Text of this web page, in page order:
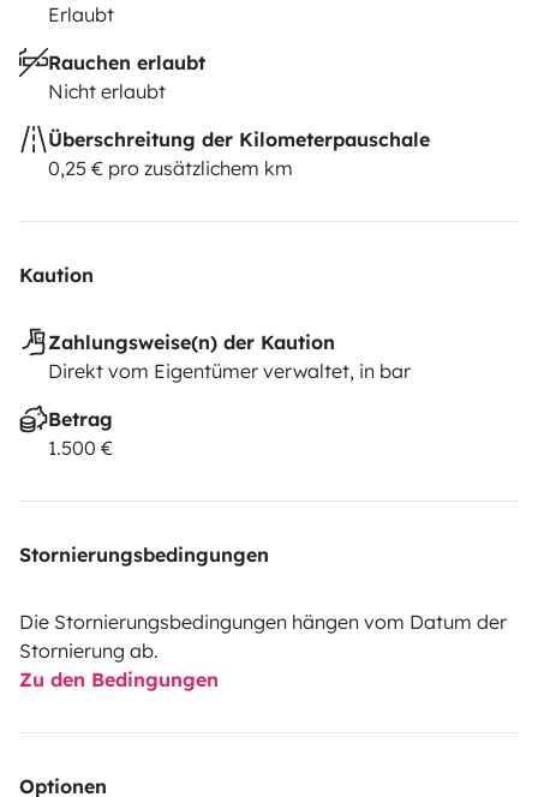
Erlaubt
Rauchen erlaubt
Nicht erlaubt
Überschreitung der Kilometerpauschale
0,25 € pro zusätzlichem km
Kaution
Zahlungsweise(n) der Kaution
Direkt vom Eigentümer verwaltet, in bar
Betrag
1.500 €
Stornierungsbedingungen
Die Stornierungsbedingungen hängen vom Datum der
Stornierung ab.
Zu den Bedingungen
Optionen